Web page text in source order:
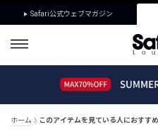
Safari公式ウェブマガジン
ホーム このアイテムを見ている人におすす